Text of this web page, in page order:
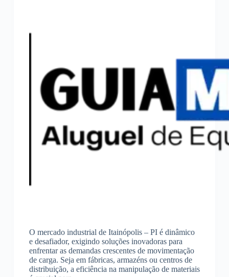
O mercado industrial de Itainópolis – PI é dinâmico
e desafiador, exigindo soluções inovadoras para
enfrentar as demandas crescentes de movimentação
de carga. Seja em fábricas, armazéns ou centros de
distribuição, a eficiência na manipulação de materiais